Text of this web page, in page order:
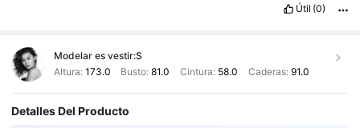
Útil (0)
Modelar es vestir:S
Altura: 173.0 Busto:81.0 Cintura: 58.0 Caderas: 91.0
Detalles Del Producto